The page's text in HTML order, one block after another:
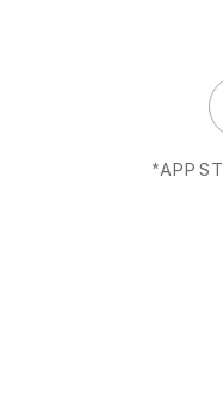
*APP